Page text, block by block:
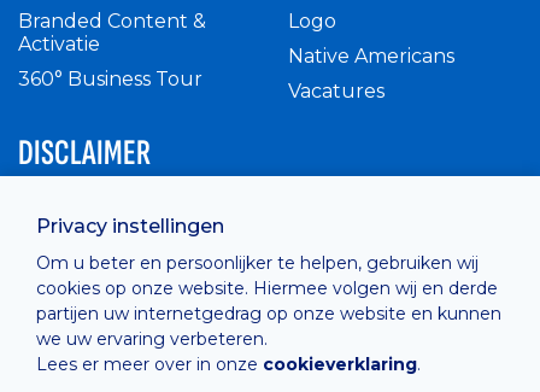
Privacy instellingen
Om u beter en persoonlijker te helpen, gebruiken wij
cookies op onze website. Hiermee volgen wij en derde
partijen uw internetgedrag op onze website en kunnen
we uw ervaring verbeteren.
Lees er meer over in onze cookieverklaring.
Branded Content &
Activatie
360° Business Tour
Logo
Native Americans
Vacatures
DISCLAIMER
Privacy Policy
Cashless
verkoopsvoorwaarden
Cookie Policy